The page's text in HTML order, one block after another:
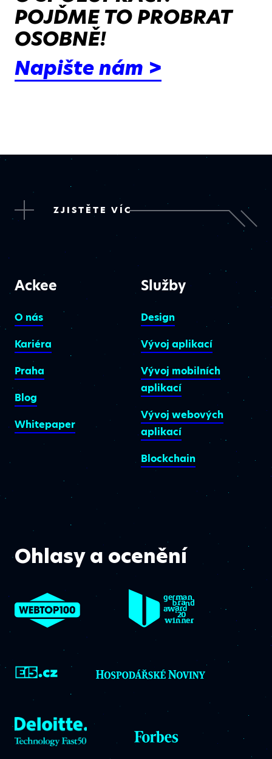
POJĎME TO PROBRAT
OSOBNĚ!
Napište nám >
ZJISTĚTE VÍC
Ackee
O nás
Kariéra
Praha
Blog
Whitepaper
Služby
Design
Vývoj aplikací
Vývoj mobilních
aplikací
Vývoj webových
aplikací
Blockchain
Ohlasy a ocenění